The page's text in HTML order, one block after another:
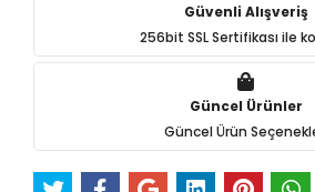
Güvenli Alışveriş
256bit SSL Sertifikası ile
Güncel Ürünler
Güncel Ürün